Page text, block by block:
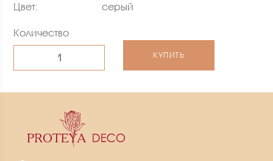
Цвет:
серый
Количество
КУПИТЬ